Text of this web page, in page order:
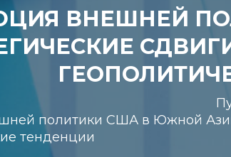
ВНЕШНЕЙ
политики США в Южной
тенденции